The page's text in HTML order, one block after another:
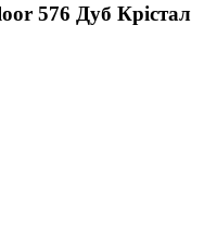
576 Дуб Крістал